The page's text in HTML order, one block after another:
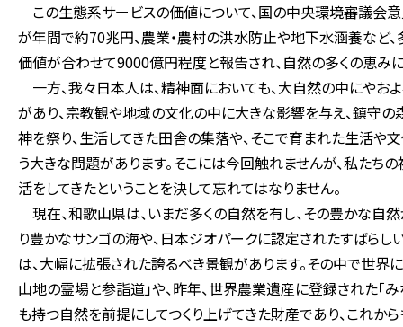
この生態系サービスの価値について、国の中央環境審議会
が年間で約70兆円、農業・農村の洪水防止や地下水涵養など
価値が合わせて9000億円程度と報告され、自然の多くの恵み
一方、我々日本人は、精神面においても、大自然の中にやお
があり、宗教観や地域の文化の中に大きな影響を与え、鎮守の
神を祭り、生活してきた田舎の集落や、そこで育まれた生活や
う大きな問題があります。そこには今回触れませんが、私たち
活をしてきたということを決して忘れてはなりません。
現在、和歌山県は、いまだ多くの自然を有し、その豊かな自
り豊かなサンゴの海や、日本ジオパークに認定されたすばら
は、大幅に拡張された誇るべき景観があります。その中で世界
山地の霊場と参詣道」や、昨年、世界農業遺産に登録された「
も持つ自然を前提にしてつくり上げてきた財産であり、これか